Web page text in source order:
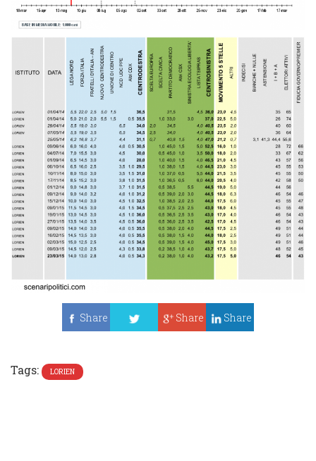
Share
Share Share
Tags: LORIEN